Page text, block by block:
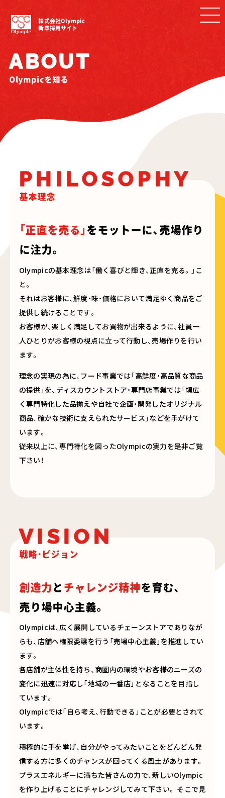
株式会社Olympic
新卒採用サイト
ABOUT
Olympicを知る
PHILOSOPHY
基本理念
「正直を売る」 をモットーに、 売場作り
に注力。
Olympicの基本理念は「働く喜びと輝き、正直を売る。」こ
と。
それはお客様に、鮮度・味・価格において満足ゆく商品をご
提供し続けることです。
お客様が、楽しく満足してお買物が出来るように、社員一
人ひとりがお客様の視点に立って行動し、売場作りを行い
ます。
理念の実現の為に、フード事業では「高鮮度・高品質な商品
の提供」を、ディスカウントストア・専門店事業では「幅広
く専門特化した品揃えや自社で企画・開発したオリジナル
商品、確かな技術に支えられたサービス」などを手がけて
います。
従来以上に、専門特化を図ったOlympicの実力を是非ご覧
下さい！
VISION
戦略・ビジョン
創造力 と チャレンジ精神を育む、
売り場中心主義。
Olympicは、広く展開しているチェーンストアでありなが
らも、店舗へ権限委譲を行う「売場中心主義」を推進してい
ます。
各店舗が主体性を持ち、商圏内の環境やお客様のニーズの
変化に迅速に対応し「地域の一番店」となることを目指し
ています。
Olympicでは「自ら考え、行動できる」ことが必要とされて
います。
積極的に手を挙げ、自分がやってみたいことをどんどん発
信する方に多くのチャンスが回ってくる風土があります。
プラスエネルギーに満ちた皆さんの力で、新しいOlympic
を作り上げることにチャレンジしてみて下さい。 そこで見